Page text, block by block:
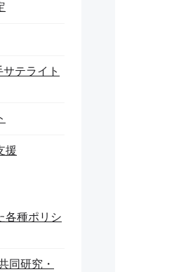
テライト
援
各種ポリシ
同研究・